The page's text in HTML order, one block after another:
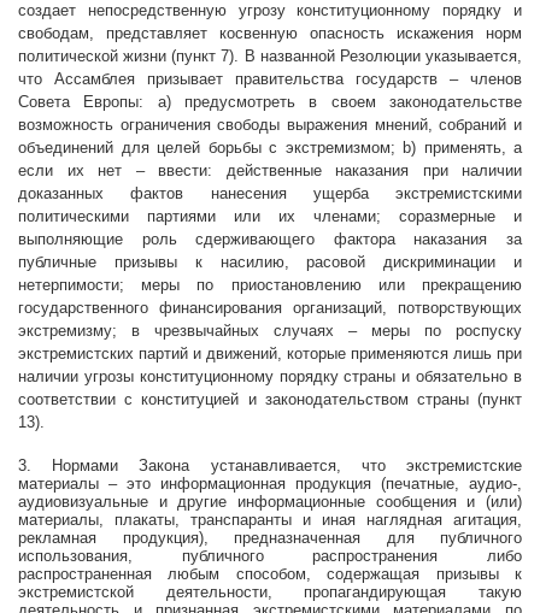
создает непосредственную угрозу конституционному порядку и
свободам, представляет косвенную опасность искажения норм
политической жизни (пункт 7). В названной Резолюции указывается,
что Ассамблея призывает правительства государств – членов
Совета Европы: a) предусмотреть в своем законодательстве
возможность ограничения свободы выражения мнений, собраний и
объединений для целей борьбы с экстремизмом; b) применять, а
если их нет – ввести:
действенные наказания при наличии
доказанных фактов нанесения ущерба экстремистскими
политическими партиями или их членами;
соразмерные и
выполняющие роль сдерживающего фактора наказания за
публичные призывы к насилию, расовой дискриминации и
нетерпимости;
меры по приостановлению или прекращению
государственного финансирования организаций, потворствующих
экстремизму;
в чрезвычайных случаях – меры по роспуску
экстремистских партий и движений, которые применяются лишь при
наличии угрозы конституционному порядку страны и обязательно в
соответствии с конституцией и законодательством страны (пункт
13).
3. Нормами Закона устанавливается, что экстремистские
материалы – это информационная продукция (печатные, аудио-,
аудиовизуальные и другие информационные сообщения и (или)
материалы, плакаты, транспаранты и иная наглядная агитация,
рекламная продукция), предназначенная для публичного
использования, публичного распространения либо
распространенная любым способом, содержащая призывы к
экстремистской деятельности, пропагандирующая такую